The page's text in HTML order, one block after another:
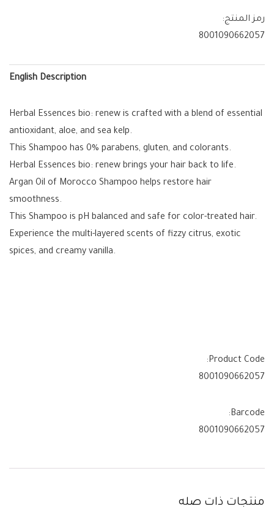
رمز المنتج:
8001090662057
English Description
Herbal Essences bio: renew is crafted with a blend of essential
antioxidant, aloe, and sea kelp.
This Shampoo has 0% parabens, gluten, and colorants.
Herbal Essences bio: renew brings your hair back to life.
Argan Oil of Morocco Shampoo helps restore hair
smoothness.
This Shampoo is pH balanced and safe for color-treated hair.
Experience the multi-layered scents of fizzy citrus, exotic
spices, and creamy vanilla.
Product Code:
8001090662057
Barcode:
8001090662057
منتجات ذات صله